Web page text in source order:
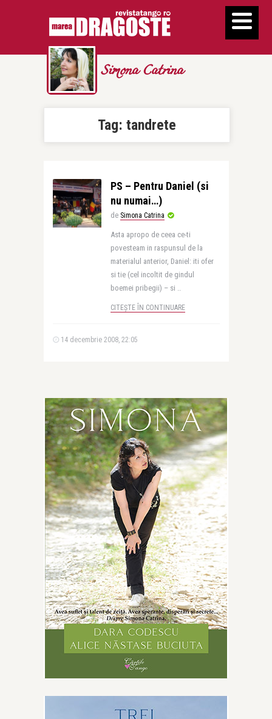
Simona Catrina
Tag: tandrete
PS – Pentru Daniel (si
nu numai…)
de Simona Catrina
Asta apropo de ceea ce-ti
povesteam in raspunsul de la
materialul anterior, Daniel: iti ofer
si tie (cel incoltit de gindul
boemei pribegii) – si ..
CITEȘTE ÎN CONTINUARE
14 decembrie 2008, 22:05